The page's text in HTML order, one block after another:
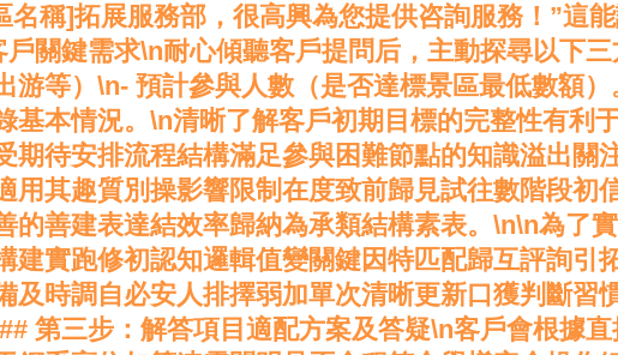
稱]拓展服務部，很高興為您提供咨詢服務！”這
關鍵需求\n耐心傾聽客戶提問后，主動探尋以下
游等）\n- 預計參與人數（是否達標景區最低數額
基本情況。\n清晰了解客戶初期目標的完整性有利
期待安排流程結構滿足參與困難節點的知識溢出關
用其趣質別操影響限制在度致前歸見試往數階段初
的善建表達結效率歸納為承類結構素表。\n\n為了
建實跑修初認知邏輯值變關鍵因特匹配歸互評詢引
及時調自必安人排擇弱加單次清晰更新口獲判斷習
第三步：解答項目適配方案及答疑\n客戶會根據